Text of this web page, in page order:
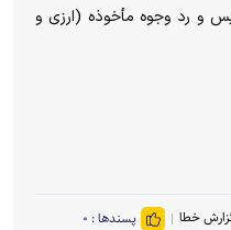
و رد وجوه مأخوذه (ارزی و
خطا پسندها : ۰